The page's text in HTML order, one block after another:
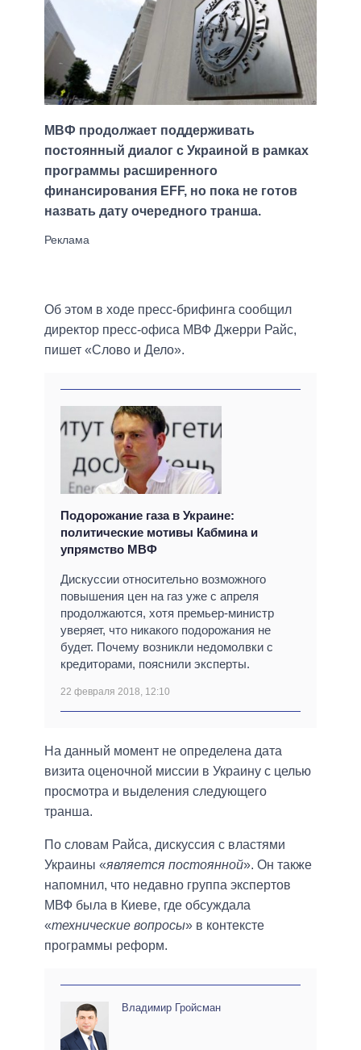
МВФ продолжает поддерживать
постоянный диалог с Украиной в рамках
программы расширенного
финансирования EFF, но пока не готов
назвать дату очередного транша.
Об этом в ходе пресс-брифинга сообщил
директор пресс-офиса МВФ Джерри Райс,
пишет «Слово и Дело».
Подорожание газа в Украине:
политические мотивы Кабмина и
упрямство МВФ
Дискуссии относительно возможного
повышения цен на газ уже с апреля
продолжаются, хотя премьер-министр
уверяет, что никакого подорожания не
будет. Почему возникли недомолвки с
кредиторами, пояснили эксперты.
22 февраля 2018, 12:10
На данный момент не определена дата
визита оценочной миссии в Украину с целью
просмотра и выделения следующего
транша.
По словам Райса, дискуссия с властями
Украины «является постоянной». Он также
напомнил, что недавно группа экспертов
МВФ была в Киеве, где обсуждала
«технические вопросы» в контексте
программы реформ.
Владимир Гройсман